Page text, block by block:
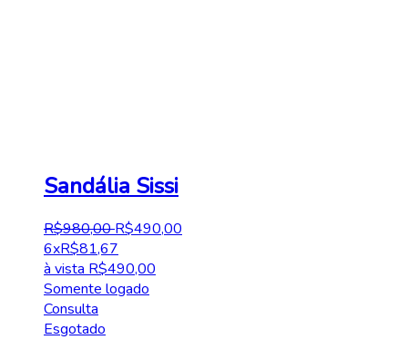
Sandália Sissi
R$980,00 R$490,00
6xR$81,67
à vista R$490,00
Somente logado
Consulta
Esgotado